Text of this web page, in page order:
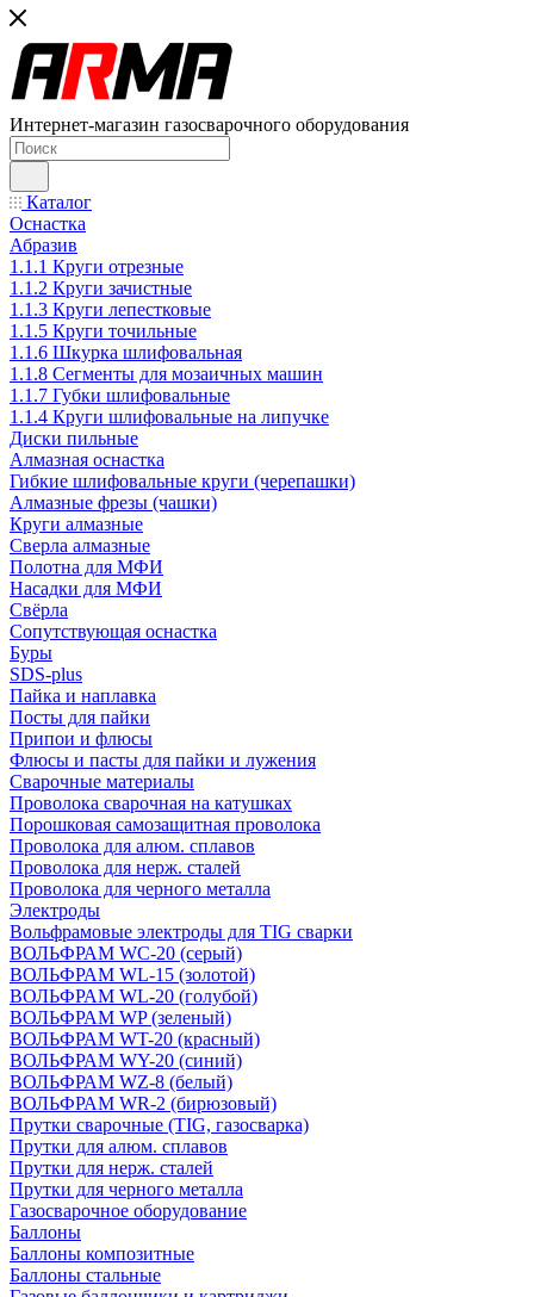
Интернет-магазин газосварочного оборудования
Каталог
Оснастка
Абразив
1.1.1 Круги отрезные
1.1.2 Круги зачистные
1.1.3 Круги лепестковые
1.1.5 Круги точильные
1.1.6 Шкурка шлифовальная
1.1.8 Сегменты для мозаичных машин
1.1.7 Губки шлифовальные
1.1.4 Круги шлифовальные на липучке
Диски пильные
Алмазная оснастка
Гибкие шлифовальные круги (черепашки)
Алмазные фрезы (чашки)
Круги алмазные
Сверла алмазные
Полотна для МФИ
Насадки для МФИ
Свёрла
Сопутствующая оснастка
Буры
SDS-plus
Пайка и наплавка
Посты для пайки
Припои и флюсы
Флюсы и пасты для пайки и лужения
Сварочные материалы
Проволока сварочная на катушках
Порошковая самозащитная проволока
Проволока для алюм. сплавов
Проволока для нерж. сталей
Проволока для черного металла
Электроды
Вольфрамовые электроды для TIG сварки
ВОЛЬФРАМ WC-20 (серый)
ВОЛЬФРАМ WL-15 (золотой)
ВОЛЬФРАМ WL-20 (голубой)
ВОЛЬФРАМ WP (зеленый)
ВОЛЬФРАМ WT-20 (красный)
ВОЛЬФРАМ WY-20 (синий)
ВОЛЬФРАМ WZ-8 (белый)
ВОЛЬФРАМ WR-2 (бирюзовый)
Прутки сварочные (TIG, газосварка)
Прутки для алюм. сплавов
Прутки для нерж. сталей
Прутки для черного металла
Газосварочное оборудование
Баллоны
Баллоны композитные
Баллоны стальные